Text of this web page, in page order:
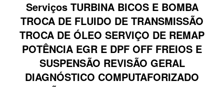
Serviços TURBINA BICOS E BOMBA
TROCA DE FLUIDO DE TRANSMISSÃO
TROCA DE ÓLEO SERVIÇO DE REMAP
POTÊNCIA EGR E DPF OFF FREIOS E
SUSPENSÃO REVISÃO GERAL
DIAGNÓSTICO COMPUTAFORIZADO